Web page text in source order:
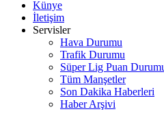
Künye
İletişim
Servisler
Hava Durumu
Trafik Durumu
Süper Lig Puan
Tüm Manşetler
Son Dakika Haberleri
Haber Arşivi